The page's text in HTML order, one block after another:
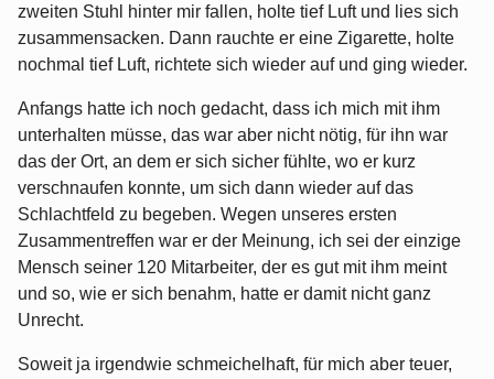
zweiten Stuhl hinter mir fallen, holte tief Luft und lies sich
zusammensacken. Dann rauchte er eine Zigarette, holte
nochmal tief Luft, richtete sich wieder auf und ging wieder.
Anfangs hatte ich noch gedacht, dass ich mich mit ihm
unterhalten müsse, das war aber nicht nötig, für ihn war
das der Ort, an dem er sich sicher fühlte, wo er kurz
verschnaufen konnte, um sich dann wieder auf das
Schlachtfeld zu begeben. Wegen unseres ersten
Zusammentreffen war er der Meinung, ich sei der einzige
Mensch seiner 120 Mitarbeiter, der es gut mit ihm meint
und so, wie er sich benahm, hatte er damit nicht ganz
Unrecht.
Soweit ja irgendwie schmeichelhaft, für mich aber teuer,